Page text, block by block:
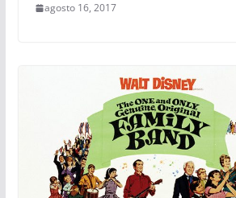
agosto 16, 2017